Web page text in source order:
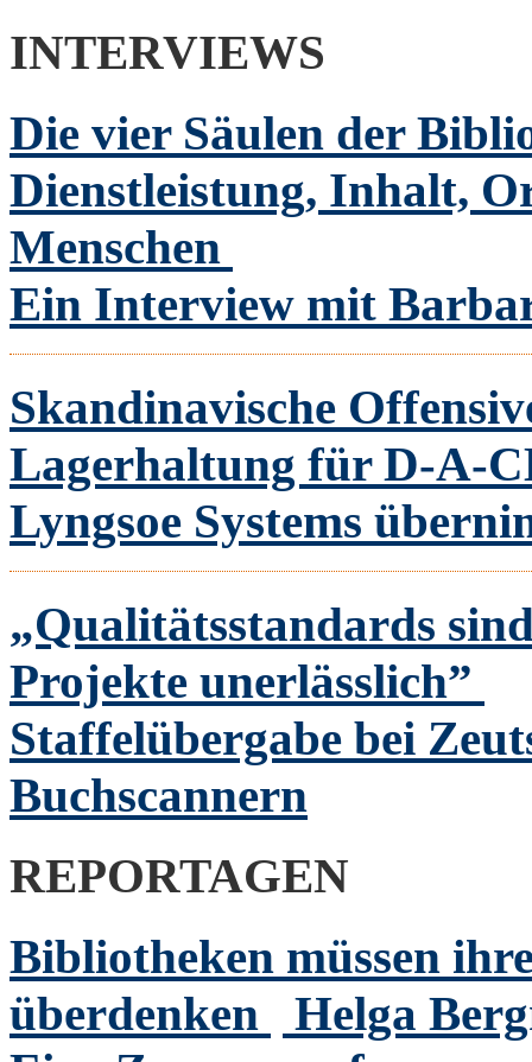
INTERVIEWS
Die vier Säulen der
Dienstleistung, Inhalt,
Menschen
Ein Interview mit
Skandinavische
Lagerhaltung für D-A-
Lyngsoe Systems
„Qualitätsstandards
Projekte unerlässlich”
Staffelübergabe bei
Buchscannern
REPORTAGEN
Bibliotheken müssen
überdenken
Helga